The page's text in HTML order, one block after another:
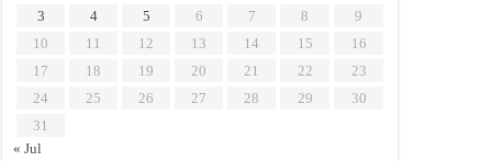
3
4 5 6 7 8
9
10
11 12 13 14 15
16
17
18 19 20 21 22
23
24
25 26 27 28 29
30
31
« Jul